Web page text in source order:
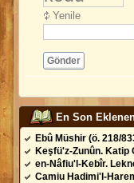
Yenile
Gönder
En Son
Ebû Müshir (ö. 218/
Keşfü'z-Zunûn. Katip
en-Nâfiu'l-Kebîr.
Camiu Hadimi'l-